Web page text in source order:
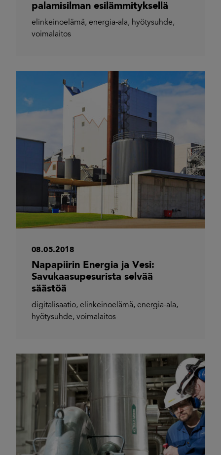
palamisilman esilämmityksellä
elinkeinoelämä, energia-ala, hyötysuhde,
voimalaitos
08.05.2018
Napapiirin Energia ja Vesi:
Savukaasupesurista selvää
säästöä
digitalisaatio, elinkeinoelämä, energia-ala,
hyötysuhde, voimalaitos